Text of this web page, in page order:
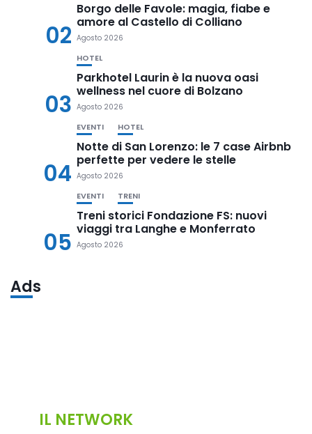
02
Borgo delle Favole: magia, fiabe e
amore al Castello di Colliano
Agosto 2026
03
HOTEL
Parkhotel Laurin è la nuova oasi
wellness nel cuore di Bolzano
Agosto 2026
04
EVENTI HOTEL
Notte di San Lorenzo: le 7 case Airbnb
perfette per vedere le stelle
Agosto 2026
05
EVENTI TRENI
Treni storici Fondazione FS: nuovi
viaggi tra Langhe e Monferrato
Agosto 2026
Ads
IL NETWORK